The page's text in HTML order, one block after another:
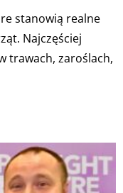
stanowią realne
Najczęściej
trawach, zaroślach,